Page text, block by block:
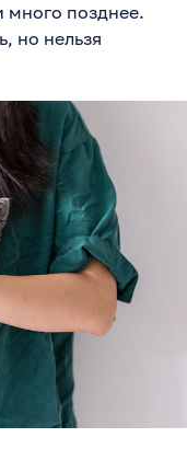
много позднее.
но нельзя